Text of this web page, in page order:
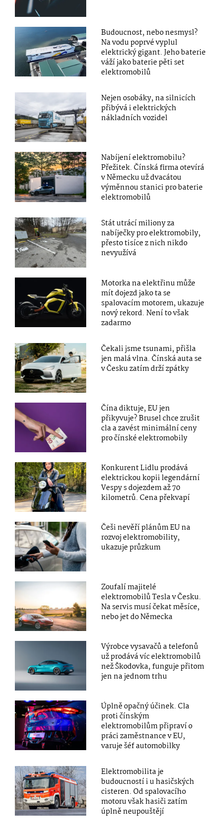
Budoucnost, nebo nesmysl?
Na vodu poprvé vyplul
elektrický gigant. Jeho baterie
váží jako baterie pěti set
elektromobilů
Nejen osobáky, na silnicích
přibývá i elektrických
nákladních vozidel
Nabíjení elektromobilu?
Přežitek. Čínská firma otevírá
v Německu už dvacátou
výměnnou stanici pro baterie
elektromobilů
Stát utrácí miliony za
nabíječky pro elektromobily,
přesto tisíce z nich nikdo
nevyužívá
Motorka na elektřinu může
mít dojezd jako ta se
spalovacím motorem, ukazuje
nový rekord. Není to však
zadarmo
Čekali jsme tsunami, přišla
jen malá vlna. Čínská auta se
v Česku zatím drží zpátky
Čína diktuje, EU jen
přikyvuje? Brusel chce zrušit
cla a zavést minimální ceny
pro čínské elektromobily
Konkurent Lidlu prodává
elektrickou kopii legendární
Vespy s dojezdem až 70
kilometrů. Cena překvapí
Češi nevěří plánům EU na
rozvoj elektromobility,
ukazuje průzkum
Zoufalí majitelé
elektromobilů Tesla v Česku.
Na servis musí čekat měsíce,
nebo jet do Německa
Výrobce vysavačů a telefonů
už prodává víc elektromobilů
než Škodovka, funguje přitom
jen na jednom trhu
Úplně opačný účinek. Cla
proti čínským
elektromobilům připraví o
práci zaměstnance v EU,
varuje šéf automobilky
Elektromobilita je
budoucností i u hasičských
cisteren. Od spalovacího
motoru však hasiči zatím
úplně neupouštějí